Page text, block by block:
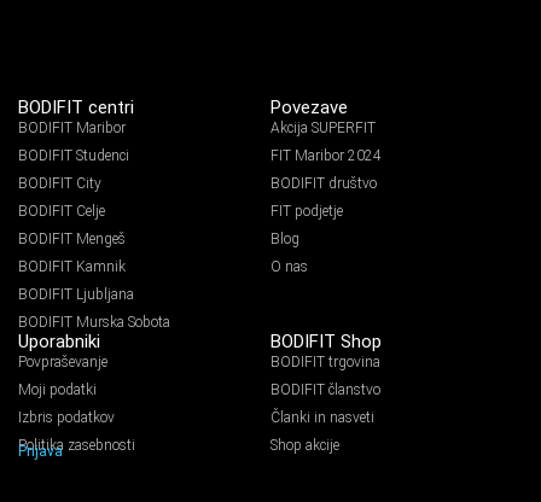
BODIFIT centri
BODIFIT Maribor
BODIFIT Studenci
BODIFIT City
BODIFIT Celje
BODIFIT Mengeš
BODIFIT Kamnik
BODIFIT Ljubljana
BODIFIT Murska Sobota
Povezave
Akcija SUPERFIT
FIT Maribor 2024
BODIFIT društvo
FIT podjetje
Blog
O nas
Uporabniki
Povpraševanje
Moji podatki
Izbris podatkov
Politika zasebnosti
Prijava
BODIFIT Shop
BODIFIT trgovina
BODIFIT članstvo
Članki in nasveti
Shop akcije